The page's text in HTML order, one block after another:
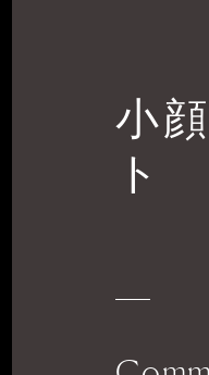
小
ト